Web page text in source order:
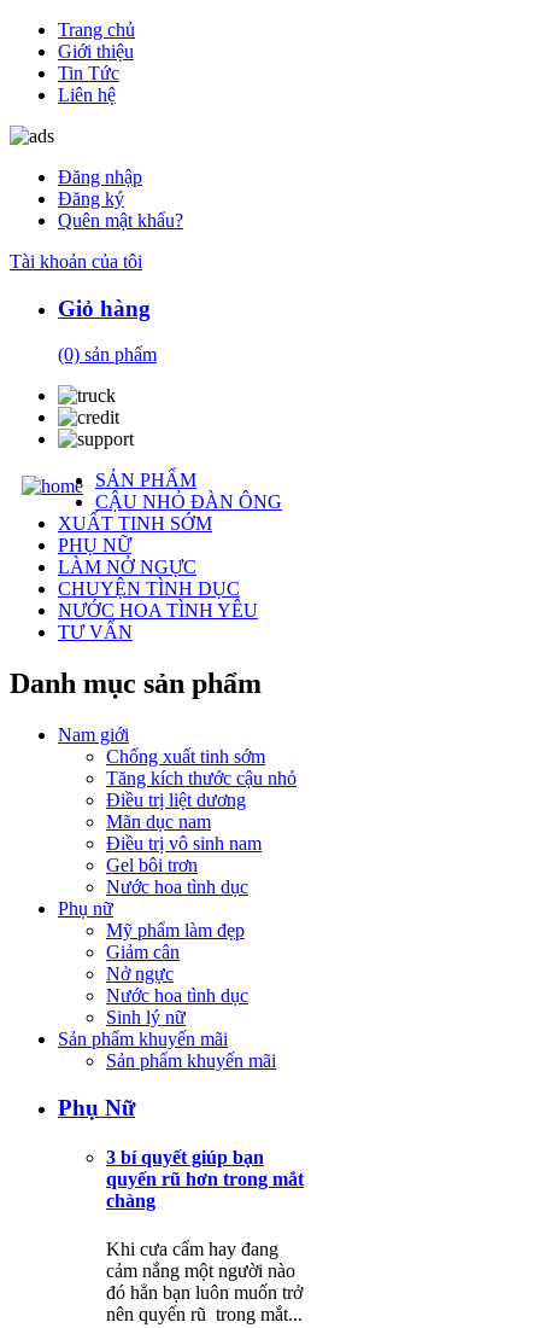
Trang chủ
Giới thiệu
Tin Tức
Liên hệ
Đăng nhập
Đăng ký
Quên mật khẩu?
Tài khoản của tôi
Giỏ hàng
(0) sản phẩm
SẢN PHẨM
CẬU NHỎ ĐÀN ÔNG
XUẤT TINH SỚM
PHỤ NỮ
LÀM NỞ NGỰC
CHUYỆN TÌNH DỤC
NƯỚC HOA TÌNH YÊU
TƯ VẤN
Danh mục sản phẩm
Nam giới
Chống xuất tinh sớm
Tăng kích thước cậu nhỏ
Điều trị liệt dương
Mãn dục nam
Điều trị vô sinh nam
Gel bôi trơn
Nước hoa tình dục
Phụ nữ
Mỹ phẩm làm đẹp
Giảm cân
Nở ngực
Nước hoa tình dục
Sinh lý nữ
Sản phẩm khuyến mãi
Sản phẩm khuyến mãi
Phụ Nữ
3 bí quyết giúp bạn
quyến rũ hơn trong mắt
chàng
Khi cưa cẩm hay đang
cảm nắng một người nào
đó hẳn bạn luôn muốn trở
nên quyến rũ trong mắt...